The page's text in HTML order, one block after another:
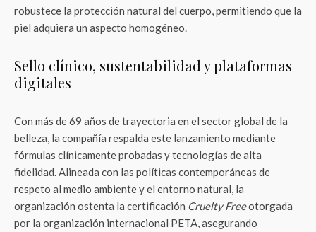
robustece la protección natural del cuerpo, permitiendo que la
piel adquiera un aspecto homogéneo.
Sello clínico, sustentabilidad y plataformas
digitales
Con más de 69 años de trayectoria en el sector global de la
belleza, la compañía respalda este lanzamiento mediante
fórmulas clínicamente probadas y tecnologías de alta
fidelidad. Alineada con las políticas contemporáneas de
respeto al medio ambiente y el entorno natural, la
organización ostenta la certificación Cruelty Freeotorgada
por la organización internacional PETA, asegurando